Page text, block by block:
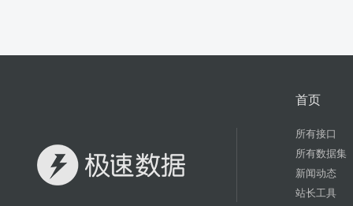
首页
所有接口
所有数据集
新闻动态
站长工具